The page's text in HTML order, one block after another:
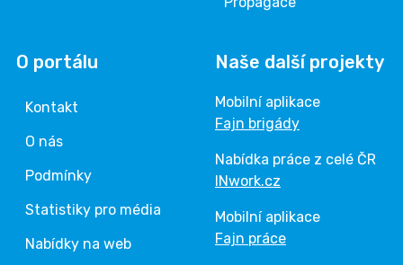
O portálu
Kontakt
O nás
Podmínky
Statistiky pro média
Nabídky na web
Naše další projekty
Mobilní aplikace
Fajn brigády
Nabídka práce z celé ČR
INwork.cz
Mobilní aplikace
Fajn práce